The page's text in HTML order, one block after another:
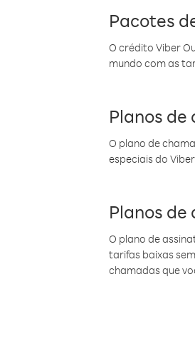
Pacotes
O crédito Viber
mundo com as
Planos de
O plano de
especiais do
Planos
O plano de
tarifas baixas
chamadas que